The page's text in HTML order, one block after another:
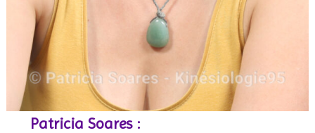
Patricia Soares :